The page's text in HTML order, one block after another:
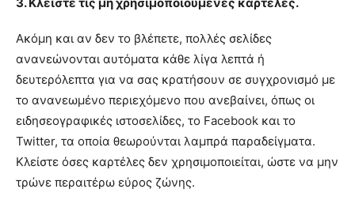
Ακόμη και αν δεν το βλέπετε, πολλές σελίδες
ανανεώνονται αυτόματα κάθε λίγα λεπτά ή
δευτερόλεπτα για να σας κρατήσουν σε συγχρονισμό με
το ανανεωμένο περιεχόμενο που ανεβαίνει, όπως οι
ειδησεογραφικές ιστοσελίδες, το Facebook και το
Twitter, τα οποία θεωρούνται λαμπρά παραδείγματα.
Κλείστε όσες καρτέλες δεν χρησιμοποιείται, ώστε να μην
τρώνε περαιτέρω εύρος ζώνης.